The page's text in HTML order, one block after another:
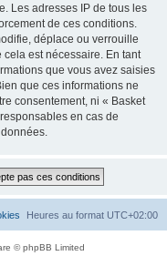
Les adresses IP de tous les
de ces conditions.
déplace ou verrouille
est nécessaire. En tant
que vous avez saisies
que ces informations ne
consentement, ni « Basket
en cas de
Heures au format UTC+02:00
© phpBB Limited